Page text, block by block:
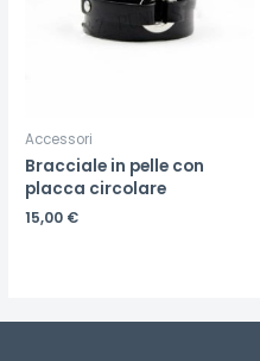
Accessori
Bracciale in pelle con
placca circolare
15,00 €